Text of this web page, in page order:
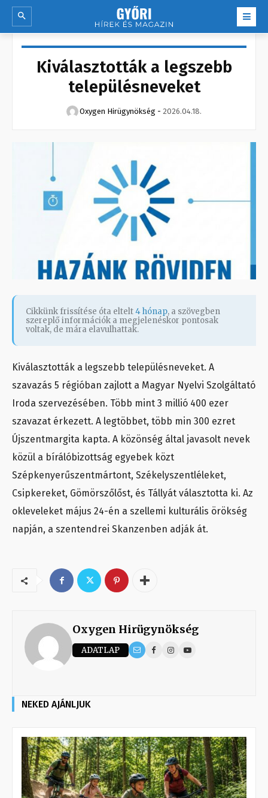
Kiválasztották a legszebb
településneveket
Oxygen Hirügynökség - 2026.04.18.
Cikkünk frissítése óta eltelt4 hónap, a szövegben
szereplő információk a megjelenéskor pontosak
voltak, de mára elavulhattak.
Kiválasztották a legszebb településneveket. A
szavazás 5 régióban zajlott a Magyar Nyelvi Szolgáltató
Iroda szervezésében. Több mint 3 millió 400 ezer
szavazat érkezett. A legtöbbet, több min 300 ezret
Újszentmargita kapta. A közönség által javasolt nevek
közül a bírálóbizottság egyebek közt
Szépkenyerűszentmártont, Székelyszentléleket,
Csipkereket, Gömörszőlőst, és Tállyát választotta ki. Az
okleveleket május 24-én a szellemi kulturális örökség
napján, a szentendrei Skanzenben adják át.
Oxygen Hirügynökség
ADATLAP
NEKED AJÁNLJUK